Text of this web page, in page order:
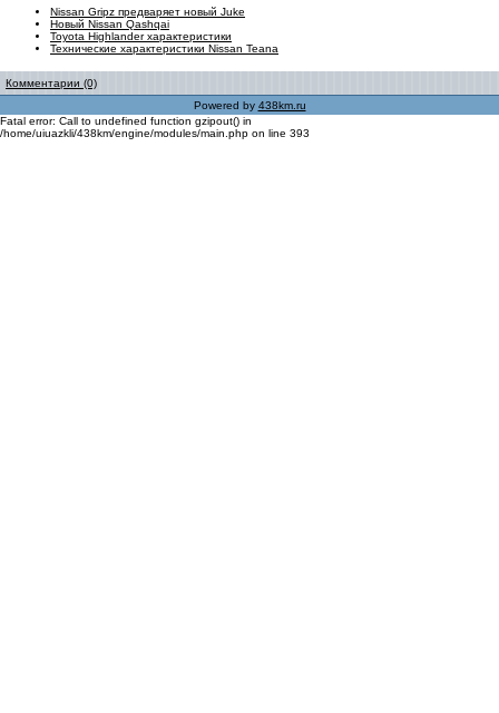
Nissan Gripz предваряет новый Juke
Новый Nissan Qashqai
Toyota Highlander характеристики
Технические характеристики Nissan Teana
Комментарии (0)
Powered by 438km.ru
Fatal error: Call to undefined function gzipout() in
/home/uiuazkli/438km/engine/modules/main.php on line 393